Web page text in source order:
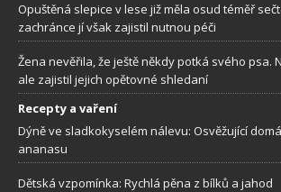
Opuštěná slepice v lese již měla osud téměř
zachránce jí však zajistil nutnou péči
Žena nevěřila, že ještě někdy potká svého psa.
ale zajistil jejich opětovné shledaní
Recepty a vaření
Dýně ve sladkokyselém nálevu: Osvěžující
ananasu
Dětská vzpomínka: Rychlá pěna z bílků a jahod